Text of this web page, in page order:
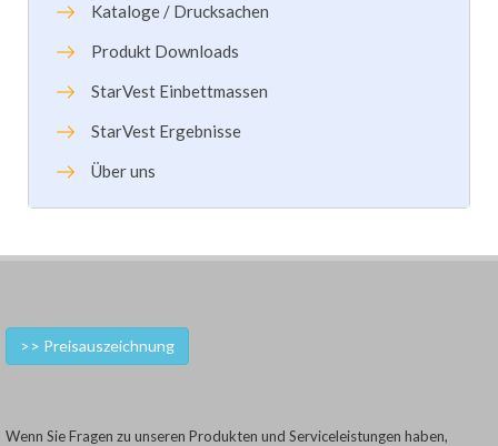
Kataloge / Drucksachen
Produkt Downloads
StarVest Einbettmassen
StarVest Ergebnisse
Über uns
>> Preisauszeichnung
Wenn Sie Fragen zu unseren Produkten und Serviceleistungen haben,